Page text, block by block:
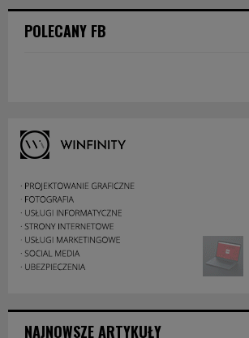
POLECANY FB
NAJNOWSZE ARTYKUŁY